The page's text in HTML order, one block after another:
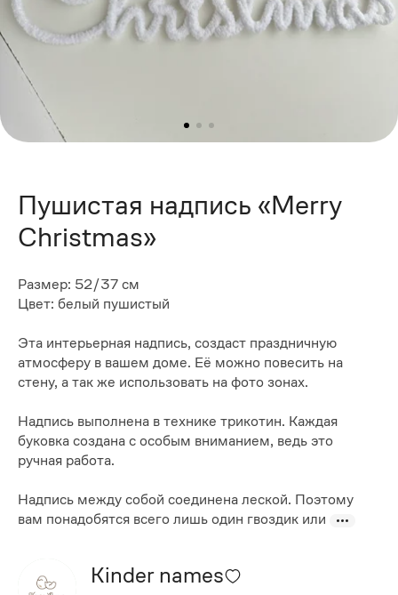
Пушистая надпись «Merry
Christmas»
Размер: 52/37 см
Цвет: белый пушистый
Эта интерьерная надпись, создаст праздничную
атмосферу в вашем доме. Её можно повесить на
стену, а так же использовать на фото зонах.
Надпись выполнена в технике трикотин. Каждая
буковка создана с особым вниманием, ведь это
ручная работа.
Надпись между собой соединена леской. Поэтому
вам понадобятся всего лишь один гвоздик или
Kinder names